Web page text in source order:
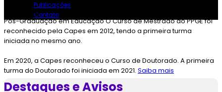
Publicações
Contato
Programa de
Pós-Graduação em EducaçãoO Curso de Mestrado do PPGE foi
reconhecido pela Capes em 2012, tendo a primeira turma
iniciada no mesmo ano.
Em 2020, a Capes reconheceu o Curso de Doutorado. A primeira
turma do Doutorado foi iniciada em 2021. Saiba mais
Destaques e Avisos